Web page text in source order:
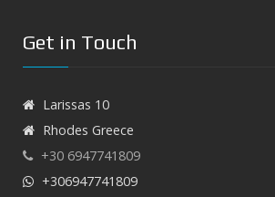
Get in Touch
Larissas 10
Rhodes Greece
+30 6947741809
+306947741809